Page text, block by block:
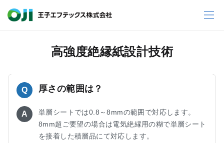
高強度絶縁紙設計技術
Q 厚さの範囲は？
A
単層シートでは0.8～8mmの範囲で対応します。
8mm超ご要望の場合は電気絶縁用の糊で単層シート
を接着した積層品にて対応します。